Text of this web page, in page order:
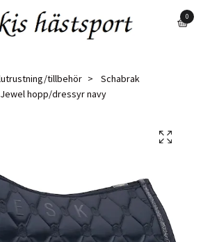
0
tillbehör
Schabrak
hopp/dressyr navy